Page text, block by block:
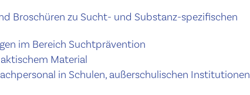
Broschüren zu Sucht- und Substanz-spez­i­fis­chen
im Bereich Sucht­präven­tion
Material
in Schulen, außer­schulis­chen